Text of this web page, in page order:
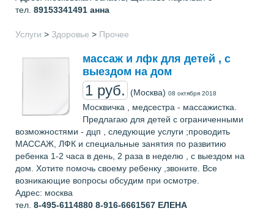
тел. 89153341491 анна
Услуги > Здоровье > Прочее
массаж и лфк для детей , с
выездом на дом
1 руб. (Москва) 08 октября 2018
Москвичка , медсестра - массажистка.
Предлагаю для детей с ограниченными
возможностями - дцп , следующие услуги ;проводить
МАССАЖ, ЛФК и специальные занятия по развитию
ребенка 1-2 часа в день, 2 раза в неделю , с выездом на
дом. Хотите помочь своему ребенку ,звоните. Все
возникающие вопросы обсудим при осмотре.
Адрес: москва
тел. 8-495-6114880 8-916-6661567 ЕЛЕНА